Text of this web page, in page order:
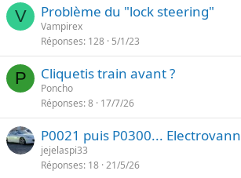
V Problème du "lock steering"
Vampirex
Réponses 128 5/1/23
P Cliquetis train avant ?
Poncho
Réponses 8 17/7/26
P0021 puis P0300...
jejelaspi33
Réponses 18 21/5/26